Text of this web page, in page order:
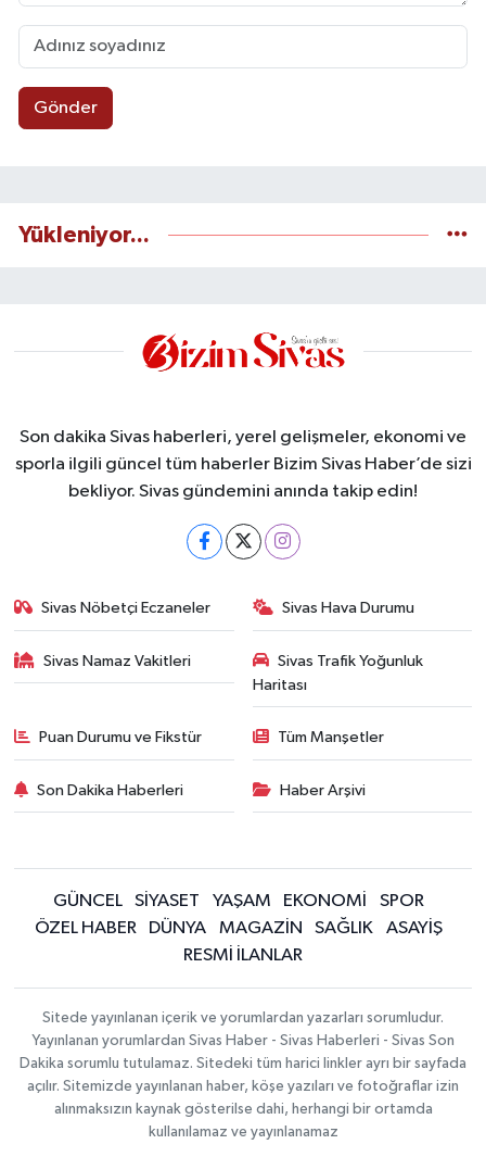
Gönder
Yükleniyor...
Son dakika Sivas haberleri, yerel gelişmeler, ekonomi ve
sporla ilgili güncel tüm haberler Bizim Sivas Haber’de sizi
bekliyor. Sivas gündemini anında takip edin!
Sivas Nöbetçi Eczaneler Sivas Hava Durumu
Sivas Namaz Vakitleri
Sivas Trafik Yoğunluk
Haritası
Puan Durumu ve Fikstür Tüm Manşetler
Son Dakika Haberleri Haber Arşivi
GÜNCEL SİYASET YAŞAM EKONOMİ
SPOR
ÖZEL HABER
DÜNYA MAGAZİN SAĞLIK
ASAYİŞ
RESMİ İLANLAR
Sitede yayınlanan içerik ve yorumlardan yazarları sorumludur.
Yayınlanan yorumlardan Sivas Haber - Sivas Haberleri - Sivas Son
Dakika sorumlu tutulamaz. Sitedeki tüm harici linkler ayrı bir sayfada
açılır. Sitemizde yayınlanan haber, köşe yazıları ve fotoğraflar izin
alınmaksızın kaynak gösterilse dahi, herhangi bir ortamda
kullanılamaz ve yayınlanamaz